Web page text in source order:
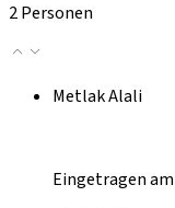
2 Personen
Metlak Alali
Eingetragen am